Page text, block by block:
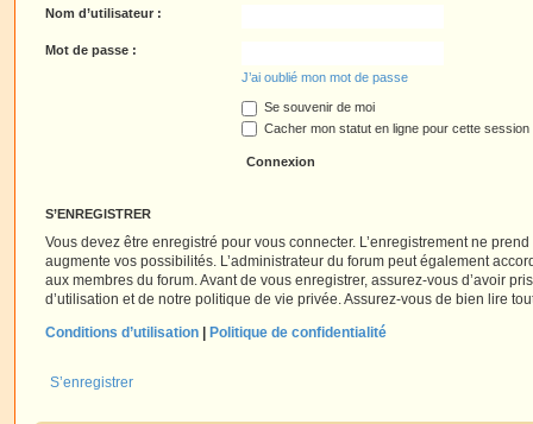
Nom d’utilisateur :
Mot de passe :
J’ai oublié mon mot de passe
Se souvenir de moi
Cacher mon statut en ligne pour cette session
S’ENREGISTRER
Vous devez être enregistré pour vous connecter. L’enregistrement ne
augmente vos possibilités. L’administrateur du forum peut également
aux membres du forum. Avant de vous enregistrer, assurez-vous d’avoir
d’utilisation et de notre politique de vie privée. Assurez-vous de bien lire
Conditions d’utilisation | Politique de confidentialité
S’enregistrer